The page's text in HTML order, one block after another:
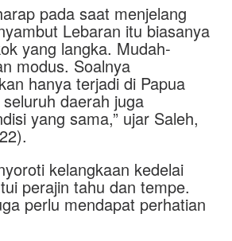
pada saat menjelang
Lebaran itu biasanya
yang langka. Mudah-
modus. Soalnya
hanya terjadi di Papua
daerah juga
yang sama,” ujar Saleh,
kelangkaan kedelai
perajin tahu dan tempe.
perlu mendapat perhatian